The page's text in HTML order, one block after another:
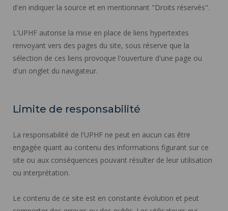
d'en indiquer la source et en mentionnant "Droits réservés".
L'UPHF autorise la mise en place de liens hypertextes
renvoyant vers des pages du site, sous réserve que la
sélection de ces liens provoque l'ouverture d'une page ou
d'un onglet du navigateur.
Limite de responsabilité
La responsabilité de l'UPHF ne peut en aucun cas être
engagée quant au contenu des informations figurant sur ce
site ou aux conséquences pouvant résulter de leur utilisation
ou interprétation.
Le contenu de ce site est en constante évolution et peut